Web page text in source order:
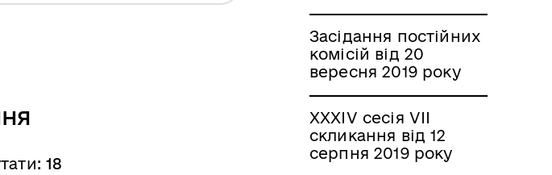
18
Засідання постійних
комісій від 20
вересня 2019 року
XXXІV сесія VII
скликання від 12
серпня 2019 року